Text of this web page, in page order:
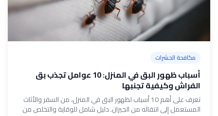
مكافحة الحشرات
أسباب ظهور البق في المنزل: 10 عوامل تجذب بق
الفراش وكيفية تجنبها
تعرف على أهم 10 أسباب لظهور البق في المنزل، من السفر والأثاث
المستعمل إلى انتقاله من الجيران. دليل شامل للوقاية والتخلص من